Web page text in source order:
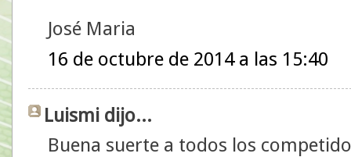
José Maria
16 de octubre de 2014 a las 15:40
Luismi dijo...
Buena suerte a todos los